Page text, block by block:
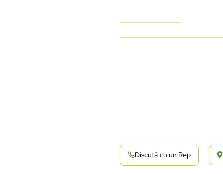
Discută cu un Rep